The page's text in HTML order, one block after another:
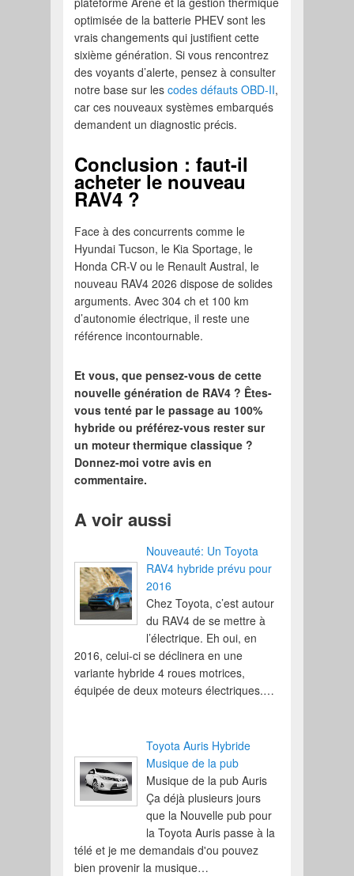
optimisée de la batterie PHEV sont les
vrais changements qui justifient cette
sixième génération. Si vous rencontrez
des voyants d’alerte, pensez à consulter
notre base sur lescodes défauts OBD-II,
car ces nouveaux systèmes embarqués
demandent un diagnostic précis.
Conclusion : faut-il
acheter le nouveau
RAV4 ?
Face à des concurrents comme le
Hyundai Tucson, le Kia Sportage, le
Honda CR-V ou le Renault Austral, le
nouveau RAV4 2026 dispose de solides
arguments. Avec 304 ch et 100 km
d’autonomie électrique, il reste une
référence incontournable.
Et vous, que pensez-vous de cette
nouvelle génération de RAV4 ? Êtes-
vous tenté par le passage au 100%
hybride ou préférez-vous rester sur
un moteur thermique classique ?
Donnez-moi votre avis en
commentaire.
A voir aussi
Nouveauté: Un Toyota
RAV4 hybride prévu pour
2016
Chez Toyota, c’est autour
du RAV4 de se mettre à
l’électrique. Eh oui, en
2016, celui-ci se déclinera en une
variante hybride 4 roues motrices,
équipée de deux moteurs électriques.…
Toyota Auris Hybride
Musique de la pub
Musique de la pub Auris
Ça déjà plusieurs jours
que la Nouvelle pub pour
la Toyota Auris passe à la
télé et je me demandais d'ou pouvez
bien provenir la musique…